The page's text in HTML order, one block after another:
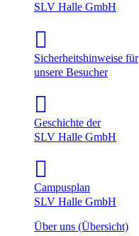
SLV Halle GmbH
Sicherheitshinweise für
unsere Besucher
Geschichte der
SLV Halle GmbH
Campusplan
SLV Halle GmbH
Über uns (Übersicht)